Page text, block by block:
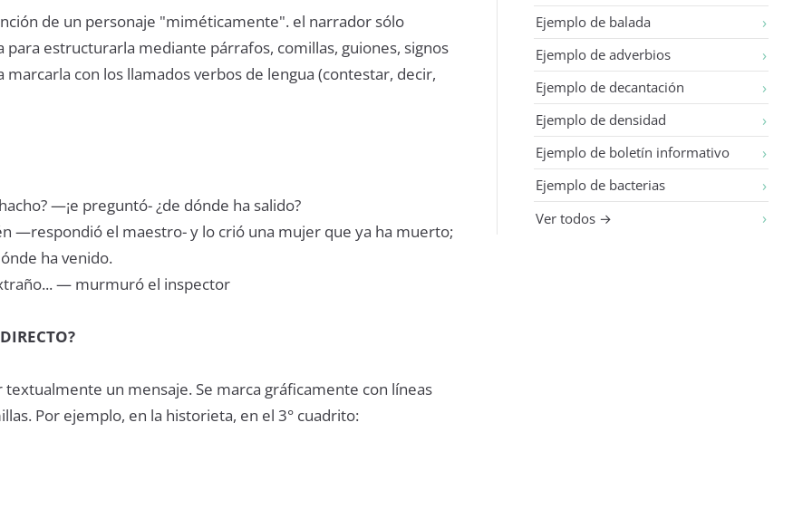
de un personaje "miméticamente". el narrador sólo
para estructurarla mediante párrafos, comillas, guiones, signos
marcarla con los llamados verbos de lengua (contestar, decir,
—¡e preguntó- ¿de dónde ha salido?
—respondió el maestro- y lo crió una mujer que ya ha muerto;
ha venido.
— murmuró el inspector
un mensaje. Se marca gráficamente con líneas
Por ejemplo, en la historieta, en el 3° cuadrito:
Ejemplo de balada
Ejemplo de adverbios
Ejemplo de decantación
Ejemplo de densidad
Ejemplo de boletín informativo
Ejemplo de bacterias
Ver todos →